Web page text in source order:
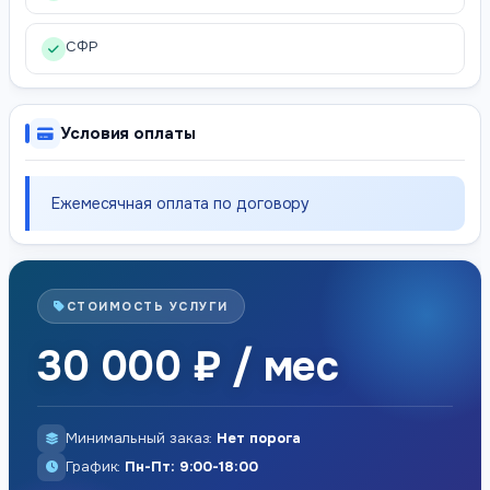
СФР
Условия оплаты
Ежемесячная оплата по договору
СТОИМОСТЬ УСЛУГИ
30 000 ₽ / мес
Минимальный заказ: Нет порога
График: Пн-Пт: 9:00-18:00